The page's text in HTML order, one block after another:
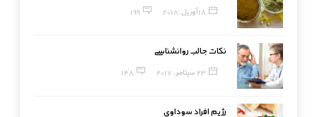
18 آوریل, 2018 199
نکات جالب روانشناسی
23 سپتامبر, 2017 148
رژیم افراد سوداوی